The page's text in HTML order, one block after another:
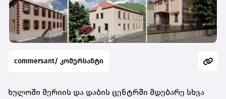
commersant/ კომერსანტი
ხულოში მერიის და დაბის ცენტრში მდებარე სხვა